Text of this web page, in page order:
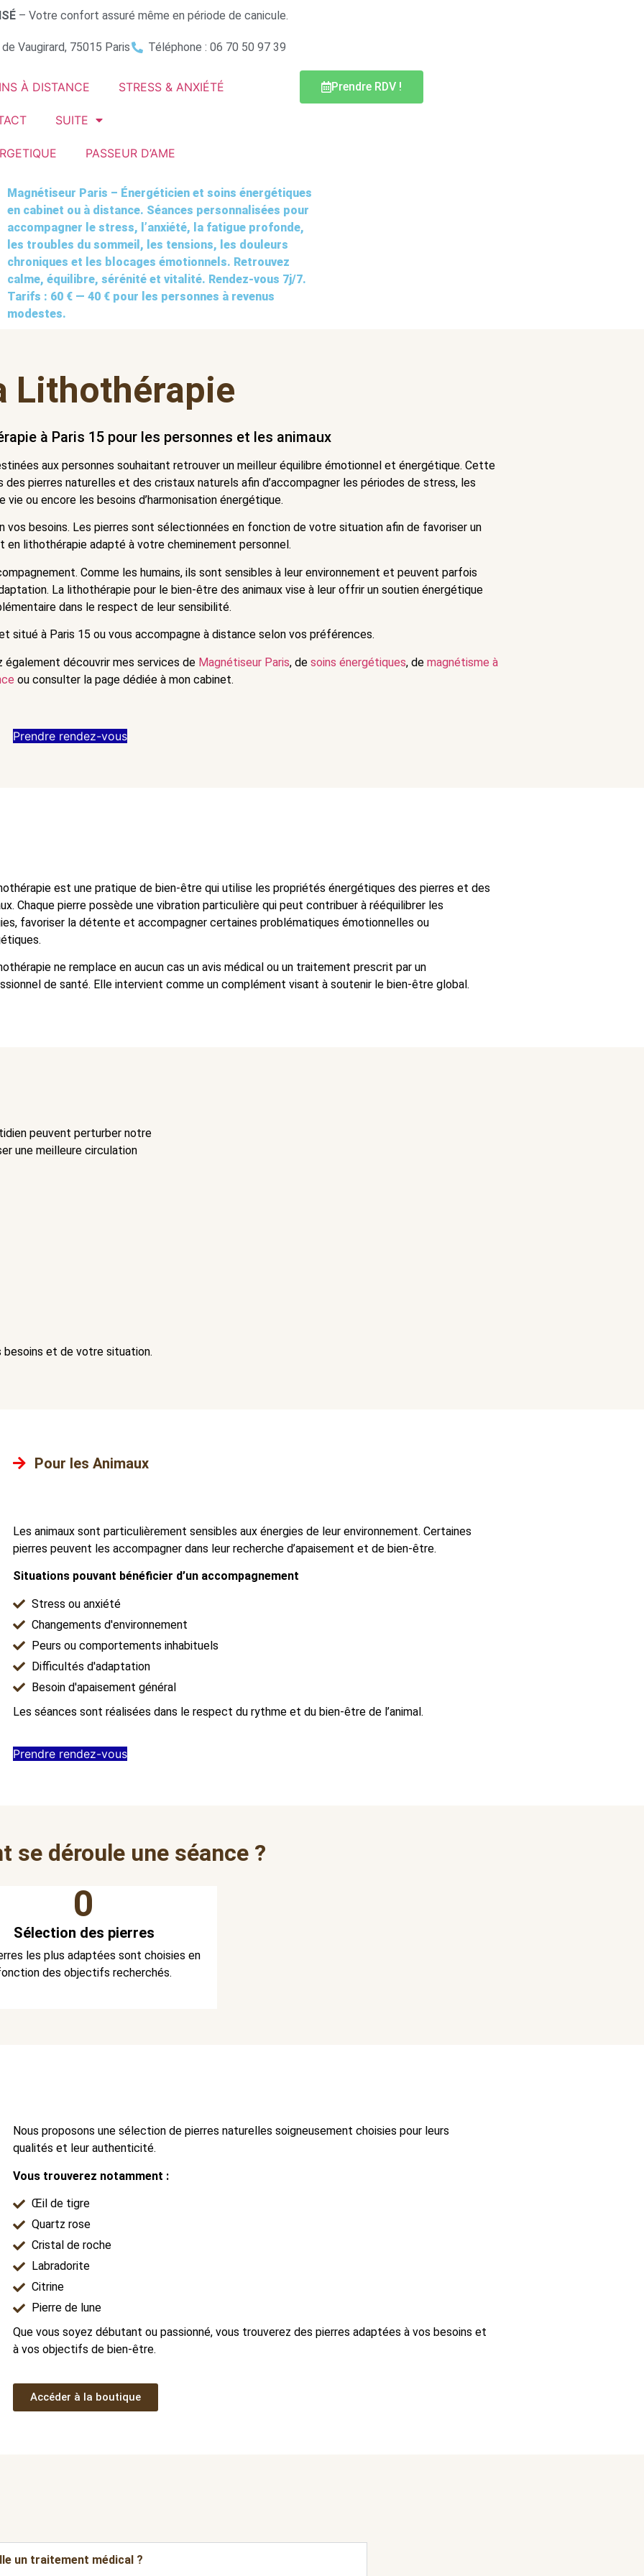
– Votre confort assuré même en période de canicule.
Vaugirard, 75015 Paris Téléphone : 06 70 50 97 39
À DISTANCE STRESS & ANXIÉTÉ
SUITE
PASSEUR D’AME
Prendre RDV !
Magnétiseur Paris – Énergéticien et soins énergétiques
en cabinet ou à distance. Séances personnalisées pour
accompagner le stress, l’anxiété, la fatigue profonde,
les troubles du sommeil, les tensions, les douleurs
chroniques et les blocages émotionnels. Retrouvez
calme, équilibre, sérénité et vitalité. Rendez-vous 7j/7.
Tarifs : 60 € — 40 € pour les personnes à revenus
modestes.
Lithothérapie
à Paris 15 pour les personnes et les animaux
aux personnes souhaitant retrouver un meilleur équilibre émotionnel et énergétique. Cette
pierres naturelles et des cristaux naturels afin d’accompagner les périodes de stress, les
vie ou encore les besoins d’harmonisation énergétique.
vos besoins. Les pierres sont sélectionnées en fonction de votre situation afin de favoriser un
en lithothérapie adapté à votre cheminement personnel.
Comme les humains, ils sont sensibles à leur environnement et peuvent parfois
La lithothérapie pour le bien-être des animaux vise à leur offrir un soutien énergétique
dans le respect de leur sensibilité.
situé à Paris 15 ou vous accompagne à distance selon vos préférences.
découvrir mes services de Magnétiseur Paris, de soins énergétiques, de magnétisme à
ou consulter la page dédiée à mon cabinet.
Prendre rendez-vous
est une pratique de bien-être qui utilise les propriétés énergétiques des pierres et des
Chaque pierre possède une vibration particulière qui peut contribuer à rééquilibrer les
favoriser la détente et accompagner certaines problématiques émotionnelles ou
ne remplace en aucun cas un avis médical ou un traitement prescrit par un
de santé. Elle intervient comme un complément visant à soutenir le bien-être global.
peuvent perturber notre
une meilleure circulation
besoins et de votre situation.
Pour les Animaux
Les animaux sont particulièrement sensibles aux énergies de leur environnement. Certaines
pierres peuvent les accompagner dans leur recherche d’apaisement et de bien-être.
Situations pouvant bénéficier d’un accompagnement
Stress ou anxiété
Changements d'environnement
Peurs ou comportements inhabituels
Difficultés d'adaptation
Besoin d'apaisement général
Les séances sont réalisées dans le respect du rythme et du bien-être de l’animal.
Prendre rendez-vous
se déroule une séance ?
0
Sélection des pierres
les plus adaptées sont choisies en
des objectifs recherchés.
Nous proposons une sélection de pierres naturelles soigneusement choisies pour leurs
qualités et leur authenticité.
Vous trouverez notamment :
Œil de tigre
Quartz rose
Cristal de roche
Labradorite
Citrine
Pierre de lune
Que vous soyez débutant ou passionné, vous trouverez des pierres adaptées à vos besoins et
à vos objectifs de bien-être.
Accéder à la boutique
un traitement médical ?